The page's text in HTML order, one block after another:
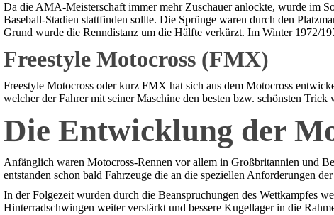
Da die AMA-Meisterschaft immer mehr Zuschauer anlockte, wurde im
Baseball-Stadien stattfinden sollte. Die Sprünge waren durch den
Grund wurde die Renndistanz um die Hälfte verkürzt. Im Winter 1972/
Freestyle Motocross (FMX)
Freestyle Motocross oder kurz FMX hat sich aus dem Motocross
welcher der Fahrer mit seiner Maschine den besten bzw. schönsten Trick
Die Entwicklung der
Anfänglich waren Motocross-Rennen vor allem in Großbritannien und
entstanden schon bald Fahrzeuge die an die speziellen Anforderungen
In der Folgezeit wurden durch die Beanspruchungen des Wettkampfes
Hinterradschwingen weiter verstärkt und bessere Kugellager in die